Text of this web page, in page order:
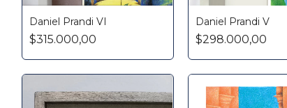
Daniel Prandi VI
$315.000,00
Daniel Prandi V
$298.000,00